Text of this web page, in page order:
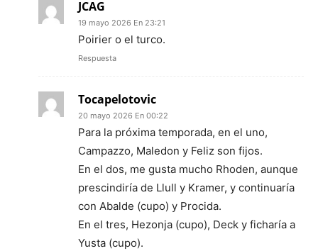
JCAG
19 mayo 2026 En 23:21
Poirier o el turco.
Respuesta
Tocapelotovic
20 mayo 2026 En 00:22
Para la próxima temporada, en el uno,
Campazzo, Maledon y Feliz son fijos.
En el dos, me gusta mucho Rhoden, aunque
prescindiría de Llull y Kramer, y continuaría
con Abalde (cupo) y Procida.
En el tres, Hezonja (cupo), Deck y ficharía a
Yusta (cupo).